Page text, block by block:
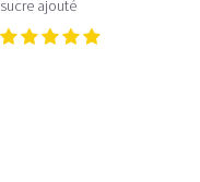
sucre ajouté